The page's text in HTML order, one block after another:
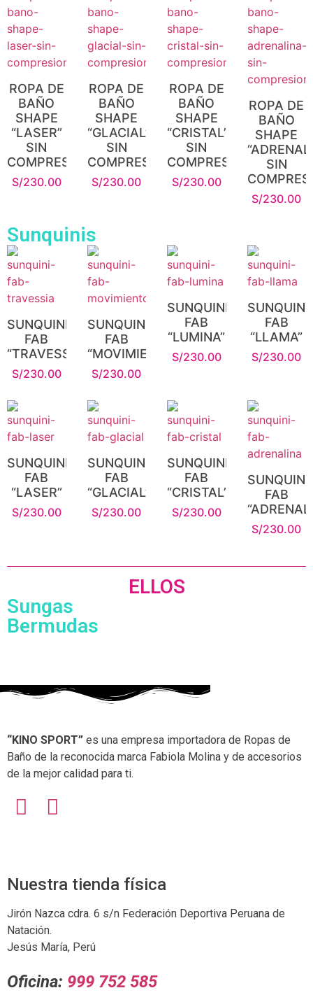
ROPA DE
BAÑO
SHAPE
“LASER”
SIN
COMPRESIÓN
S/230.00
ROPA DE
BAÑO
SHAPE
“GLACIAL”
SIN
COMPRESIÓN
S/230.00
ROPA DE
BAÑO
SHAPE
“CRISTAL”
SIN
COMPRESIÓN
S/230.00
ROPA DE
BAÑO
SHAPE
SIN
S/230.00
Sunquinis
SUNQUINI
FAB
“TRAVESSIA”
S/230.00
SUNQUINI
FAB
“MOVIMIENTO”
S/230.00
SUNQUINI
FAB
“LUMINA”
S/230.00
SUNQUINI
FAB
“LLAMA”
S/230.00
SUNQUINI
FAB
“LASER”
S/230.00
SUNQUINI
FAB
“GLACIAL”
S/230.00
SUNQUINI
FAB
“CRISTAL”
S/230.00
SUNQUINI
FAB
S/230.00
ELLOS
Sungas
Bermudas
“KINO SPORT” es una empresa importadora de Ropas de
Baño de la reconocida marca Fabiola Molina y de accesorios
de la mejor calidad para ti.
Nuestra tienda física
Jirón Nazca cdra. 6 s/n Federación Deportiva Peruana de
Natación.
Jesús María, Perú
Oficina: 999 752 585